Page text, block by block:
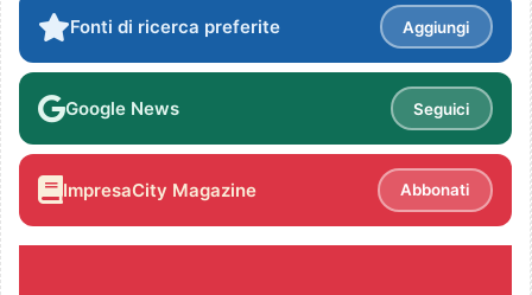
Fonti di ricerca preferite Aggiungi
Google News Seguici
ImpresaCity Magazine Abbonati